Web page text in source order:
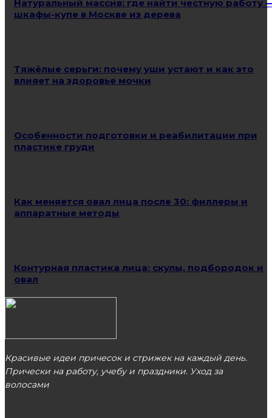
Натуральный массив: где найти честную работу
шкафы-купе в Москве из дерева
Тяжёлые серьги: почему уши устают и как это
влияет на здоровье мочки
Особенности подготовки и реабилитации при
пластике груди
Как меняется овал лица после 30: филлеры и
аппаратные методы
Контурная пластика лица: скулы, подбородок и
овал
Красивые идеи причесок и стрижек на каждый день.
Прически на работу, учебу и праздники. Уход за
волосами